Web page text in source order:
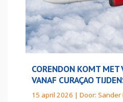
CORENDON KOMT MET
VANAF CURAÇAO
15 april 2026 | Door: Sander